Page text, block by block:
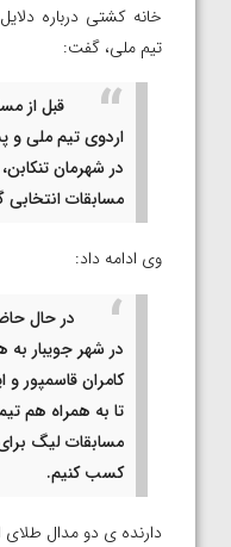
خانه کشتی درباره
تیم ملی، گفت:
قبل از
اردوی تیم ملی و
در شهرمان
مسابقات انتخابی
وی ادامه داد:
در حال
در شهر جویبار به
کامران قاسمپور
تا به همراه هم
مسابقات لیگ برای
کسب کنیم.
دارنده ی دو مدال طلای